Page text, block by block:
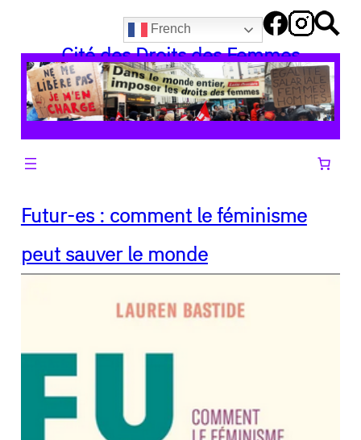
contenu
French
Cité des Droits des Femmes
Futur-es : comment le féminisme
peut sauver le monde